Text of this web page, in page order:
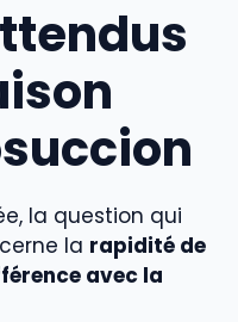
la question qui
la rapidité de
avec la